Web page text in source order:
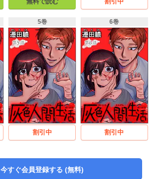
5巻
割引中
6巻
割引中
今すぐ会員登録する (無料)